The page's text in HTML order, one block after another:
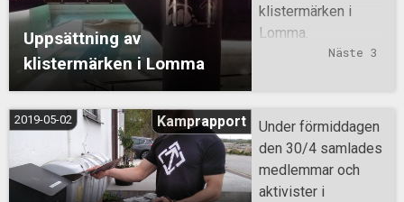
Uppsättning av
klistermärken i Lomma
klistermärken i
Lomma.
Näste 3
2019-05-02 Kamprapport
Under förmiddagen
den 30/4 samlades
medlemmar och
aktivister i